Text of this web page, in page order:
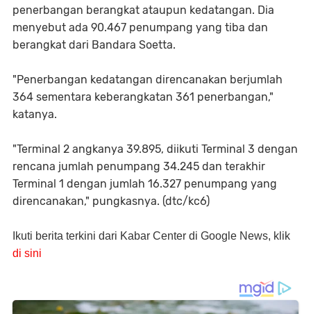
penerbangan berangkat ataupun kedatangan. Dia
menyebut ada 90.467 penumpang yang tiba dan
berangkat dari Bandara Soetta.
"Penerbangan kedatangan direncanakan berjumlah
364 sementara keberangkatan 361 penerbangan,"
katanya.
"Terminal 2 angkanya 39.895, diikuti Terminal 3 dengan
rencana jumlah penumpang 34.245 dan terakhir
Terminal 1 dengan jumlah 16.327 penumpang yang
direncanakan," pungkasnya. (dtc/kc6)
Ikuti berita terkini dari Kabar Center di Google News, klik
di sini